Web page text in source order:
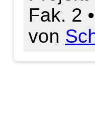
Fak. 2
von